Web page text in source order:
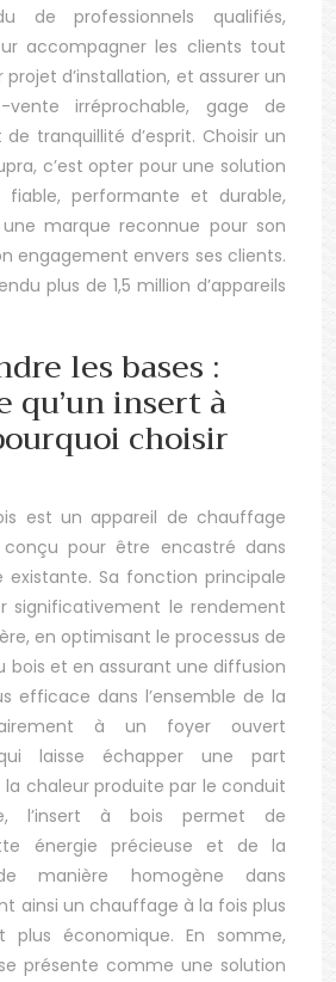
de professionnels qualifiés,
accompagner les clients tout
projet d’installation, et assurer un
vente irréprochable, gage de
tranquillité d’esprit. Choisir un
c’est opter pour une solution
performante et durable,
marque reconnue pour son
engagement envers ses clients.
plus de 1,5 million d’appareils
les bases :
qu’un insert à
choisir
est un appareil de chauffage
pour être encastré dans
existante. Sa fonction principale
significativement le rendement
en optimisant le processus de
bois et en assurant une diffusion
efficace dans l’ensemble de la
à un foyer ouvert
laisse échapper une part
chaleur produite par le conduit
l’insert à bois permet de
énergie précieuse et de la
manière homogène dans
ainsi un chauffage à la fois plus
plus économique. En somme,
présente comme une solution